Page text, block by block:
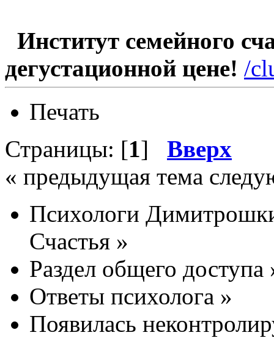
Институт семейного
дегустационной цене! /
Печать
Страницы: [1] Вверх
« предыдущая тема
Психологи
Счастья »
Раздел общего доступа
Ответы психолога »
Появилась